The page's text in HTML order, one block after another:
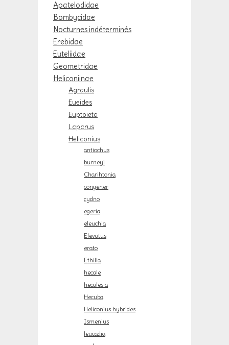
Apatelodidae
Bombycidae
Nocturnes indéterminés
Erebidae
Euteliidae
Geometridae
Heliconiinae
Agraulis
Eueides
Euptoieta
Laparus
Heliconius
antiochus
burneyi
Charihtonia
congener
cydno
egeria
eleuchia
Elevatus
erato
Ethilla
hecale
hecalesia
Hecuba
Heliconius hybrides
Ismenius
leucadia